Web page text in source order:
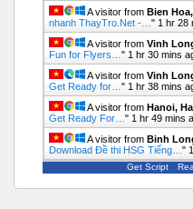
A visitor from Bien
nhanh ThayTro.Net -… " 1 hr 28
A visitor from Vinh
Fun for Flyers… " 1 hr 30 mins
A visitor from Vinh
Get Ready for… " 1 hr 38 mins
A visitor from Hanoi,
Get Ready For… " 1 hr 49 mins
A visitor from Binh
Download Đề thi HSG Tiếng… "
Get Script